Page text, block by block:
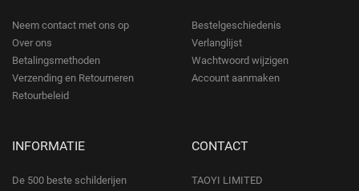
Neem contact met ons op
Over ons
Betalingsmethoden
Verzending en Retourneren
Retourbeleid
Bestelgeschiedenis
Verlanglijst
Wachtwoord wijzigen
Account aanmaken
INFORMATIE
De 500 beste schilderijen
CONTACT
TAOYI LIMITED